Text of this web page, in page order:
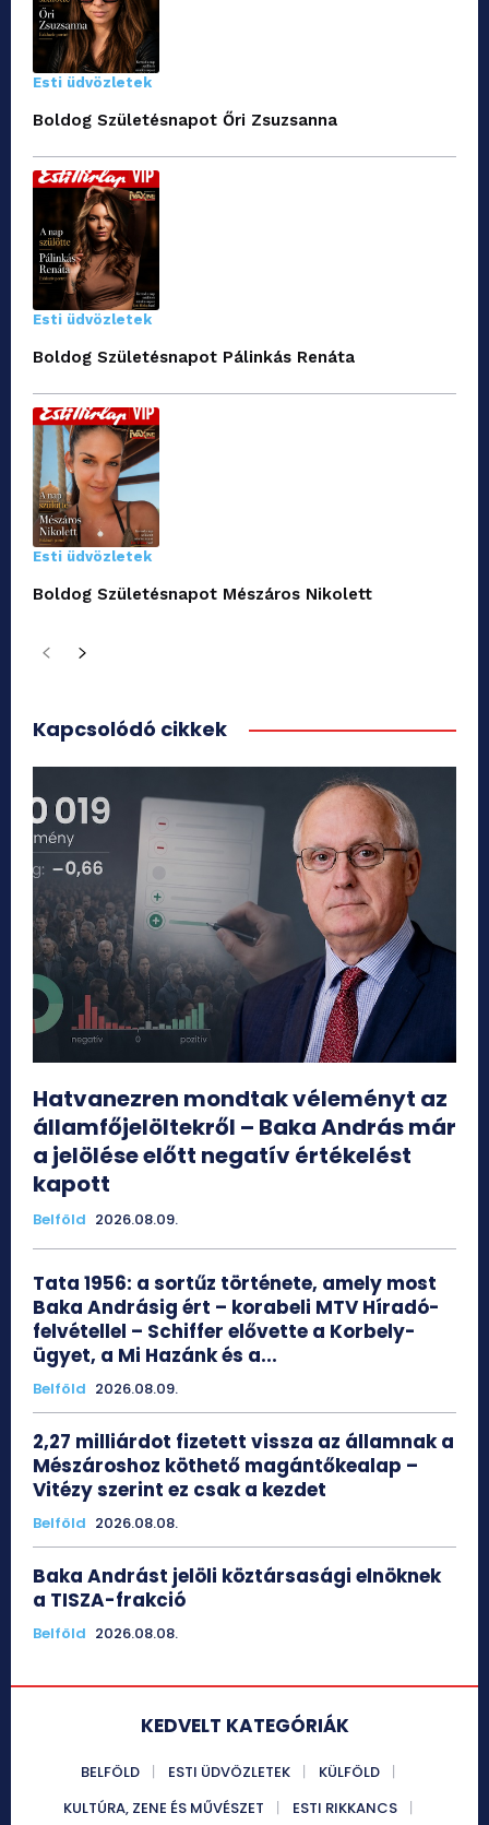
Esti üdvözletek
Boldog Születésnapot Őri Zsuzsanna
Esti üdvözletek
Boldog Születésnapot Pálinkás Renáta
Esti üdvözletek
Boldog Születésnapot Mészáros Nikolett
Kapcsolódó cikkek
Hatvanezren mondtak véleményt az
államfőjelöltekről – Baka András már
a jelölése előtt negatív értékelést
kapott
Belföld 2026.08.09.
Tata 1956: a sortűz története, amely most
Baka Andrásig ért – korabeli MTV Híradó-
felvétellel – Schiffer elővette a Korbely-
ügyet, a Mi Hazánk és a...
Belföld 2026.08.09.
2,27 milliárdot fizetett vissza az államnak a
Mészároshoz köthető magántőkealap –
Vitézy szerint ez csak a kezdet
Belföld 2026.08.08.
Baka Andrást jelöli köztársasági elnöknek
a TISZA-frakció
Belföld 2026.08.08.
KEDVELT KATEGÓRIÁK
BELFÖLD ESTI ÜDVÖZLETEK
KÜLFÖLD
KULTÚRA, ZENE ÉS MŰVÉSZET
ESTI RIKKANCS